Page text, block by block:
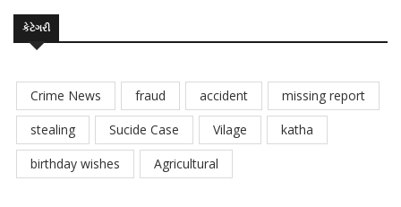
કેટેગરી
Crime News fraud accident
missing report
stealing
Sucide Case Vilage
katha
birthday wishes
Agricultural